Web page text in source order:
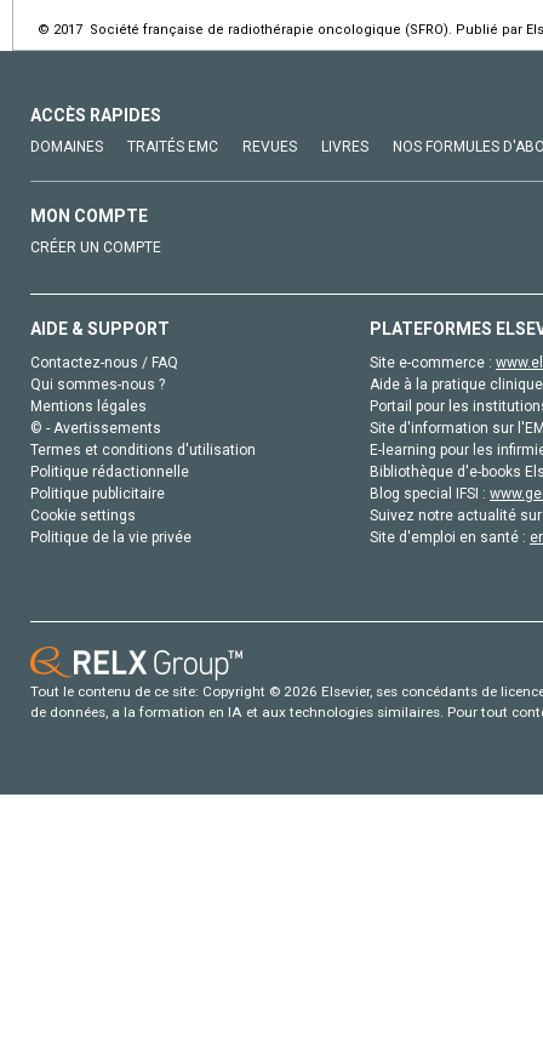
© 2017 Société française de radiothérapie oncologique (SFRO). Publié par
ACCÈS RAPIDES
DOMAINES TRAITÉS EMC REVUES LIVRES NOS FORMULES
MON COMPTE
CRÉER UN COMPTE
AIDE & SUPPORT
Contactez-nous / FAQ
Qui sommes-nous ?
Mentions légales
© - Avertissements
Termes et conditions d'utilisation
Politique rédactionnelle
Politique publicitaire
Cookie settings
Politique de la vie privée
PLATEFORMES
Site e-commerce :
Aide à la pratique
Portail pour les
Site d'information sur
E-learning pour les
Bibliothèque d'e-books
Blog special IFSI :
Suivez notre actualité
Site d'emploi en santé :
Tout le contenu de ce site: Copyright © 2026 Elsevier, ses concédants de
de données, a la formation en IA et aux technologies similaires. Pour tout